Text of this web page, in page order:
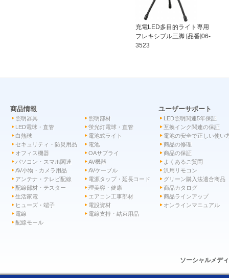
充電LED多目的ライト専用
フレキシブル三脚 [品番]06-
3523
商品情報
照明器具
照明部材
LED電球・直管
蛍光灯電球・直管
白熱球
電池式ライト
セキュリティ・防災用品
電池
オフィス機器
OAサプライ
パソコン・スマホ関連
AV機器
AV小物・カメラ用品
AVケーブル
アンテナ・テレビ配線
電源タップ・延長コード
配線部材・テスター
理美容・健康
生活家電
エアコン工事部材
ヒューズ・端子
電設資材
電線
電線支持・結束用品
配線モール
ユーザーサポート
LED照明関連5年保証
互換インク関連の保証
電池の安全で正しい使い
商品の修理
商品の保証
よくあるご質問
汎用リモコン
グリーン購入法適合商品
商品カタログ
商品ラインアップ
オンラインマニュアル
ソーシャルメデ